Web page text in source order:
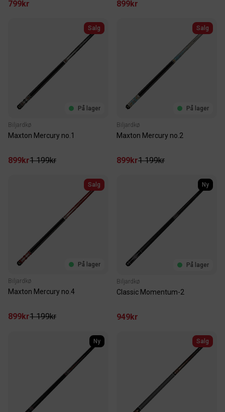
799kr 899kr
Salg
På lager
Biljardkø
Maxton Mercury no.1
899kr1 199kr
Salg
På lager
Biljardkø
Maxton Mercury no.2
899kr1 199kr
Salg
På lager
Biljardkø
Maxton Mercury no.4
899kr1 199kr
Ny
På lager
Biljardkø
Classic Momentum-2
949kr
Ny Salg